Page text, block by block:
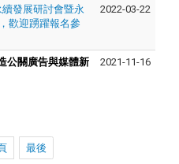
續發展研討會暨永
歡迎踴躍報名參
2022-03-22
公關廣告與媒體新
2021-11-16
最後